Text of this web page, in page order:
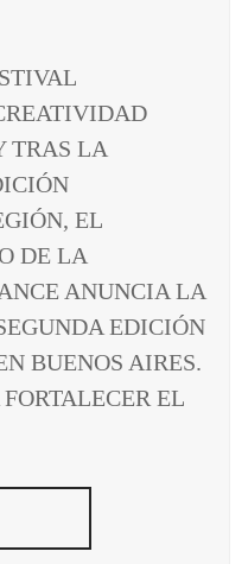
TRAS LA
EL
DE LA
ANUNCIA LA
EDICIÓN
BUENOS AIRES.
EL